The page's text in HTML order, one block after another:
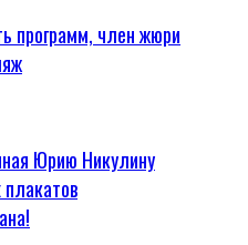
программ, член жюри
Юрию Никулину